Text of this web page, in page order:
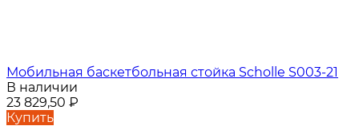
Мобильная баскетбольная стойка Scholle S003-21
В наличии
23 829,50 ₽
Купить